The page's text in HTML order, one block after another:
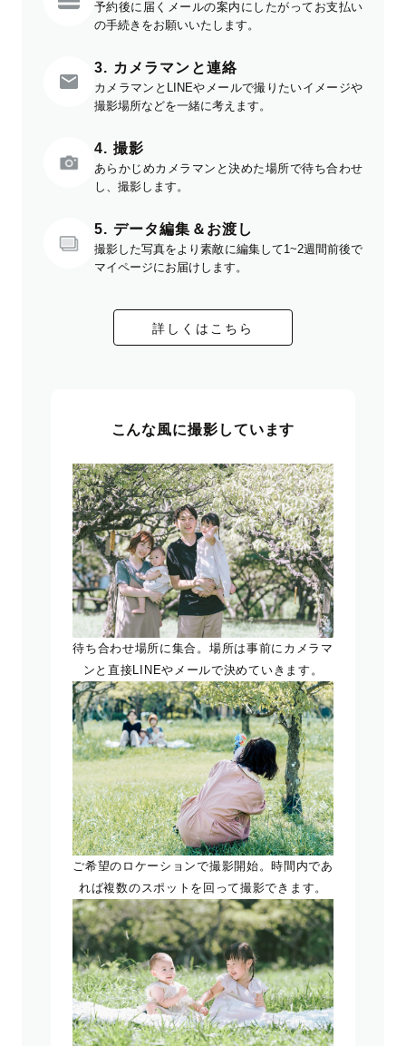
予約後に届くメールの案内にしたがってお支払い
の手続きをお願いいたします。
3. カメラマンと連絡
カメラマンとLINEやメールで撮りたいイメージや
撮影場所などを一緒に考えます。
4. 撮影
あらかじめカメラマンと決めた場所で待ち合わせ
し、撮影します。
5. データ編集＆お渡し
撮影した写真をより素敵に編集して1~2週間前後で
マイページにお届けします。
詳しくはこちら
こんな風に撮影しています
待ち合わせ場所に集合。場所は事前にカメラマ
ンと直接LINEやメールで決めていきます。
ご希望のロケーションで撮影開始。時間内であ
れば複数のスポットを回って撮影できます。